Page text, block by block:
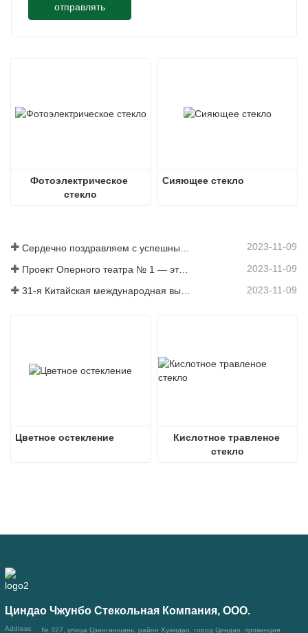
отправлять
Фотоэлектрическое
стекло
Сияющее стекло
2023-11-09
Проект Оперного театра № 1 — это демонстрация мощи стекольной промышленности Китая, блестяще сияющая на Круговой набережной в Сиднее. 2023-11-09
2023-11-09
Цветное остекление
Кислотное травленое
стекло
Циндао Чжунбо Стекольная Компания, ООО.
Address: № 327, улица Цзинганшань, район Хуандао, город Циндао, провинция